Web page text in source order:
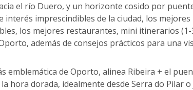
el río Duero, y un horizonte cosido por
interés imprescindibles de la ciudad, los
los mejores restaurantes, mini itinerarios (1-
además de consejos prácticos para una
emblemática de Oporto, alinea Ribeira + el
hora dorada, idealmente desde Serra do Pilar o